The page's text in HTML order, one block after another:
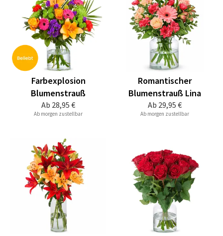
Ab 28,95 €
Farbexplosion
Blumenstrauß
Ab morgen zustellbar
Ab 29,95 €
Romantischer
Blumenstrauß Lina
Ab morgen zustellbar